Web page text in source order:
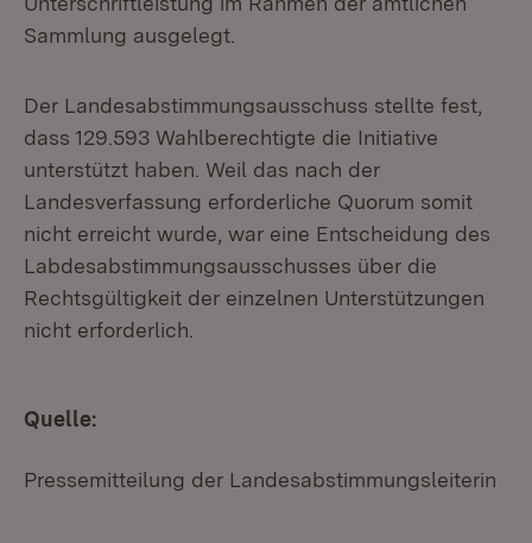
Sammlung ausgelegt.
Der Landesabstimmungsausschuss stellte fest,
dass 129.593 Wahlberechtigte die Initiative
unterstützt haben. Weil das nach der
Landesverfassung erforderliche Quorum somit
nicht erreicht wurde, war eine Entscheidung des
Labdesabstimmungsausschusses über die
Rechtsgültigkeit der einzelnen Unterstützungen
nicht erforderlich.
Quelle:
Pressemitteilung der Landesabstimmungsleiterin